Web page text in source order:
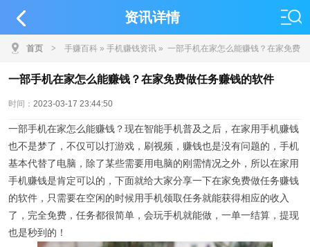
资讯详情
首页 > 手赚百科 » 手机赚钱资讯 » 一部手机在家怎么能赚钱？在家免费
做任务赚钱的软件
一部手机在家怎么能赚钱？在家免费做任务赚钱的软件
时间： 2023-03-17 23:44:50
一部手机在家怎么能赚钱？现在智能手机普及之后，在家用手机赚钱
也不是梦了，不仅可以打游戏，刷视频，赚钱也是没有问题的，手机
基本代替了电脑，除了某些需要用电脑的刚需情况之外，所以在家用
手机赚钱是肯定可以的，下面就给大家分享一下在家免费做任务赚钱
的软件，只需要在空闲的时候用手机领取任务就能获得相应的收入
了，完全免费，任务都很简单，会玩手机就能做，一单一结算，提现
也是秒到的！